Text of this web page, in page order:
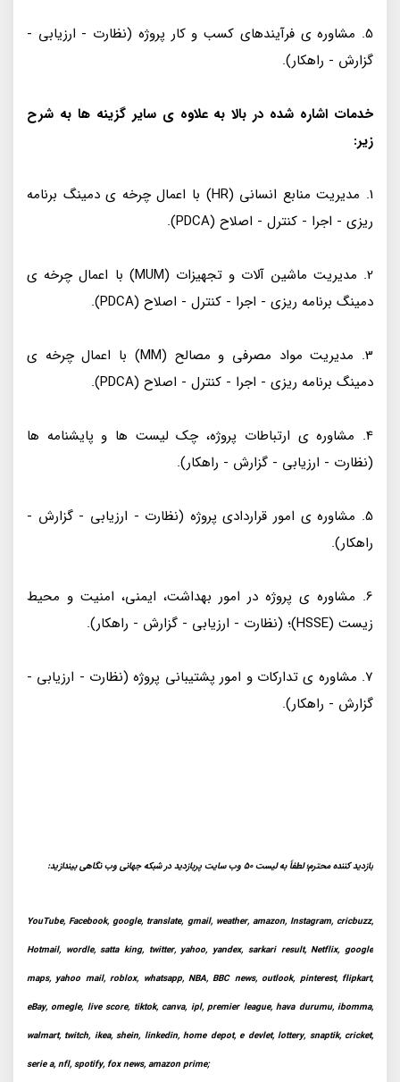
5. مشاوره ی فرآیندهای کسب و کار پروژه (نظارت - ارزیابی -
گزارش - راهکار).
خدمات اشاره شده در بالا به علاوه ی سایر گزینه ها به شرح
زیر:
1. مدیریت منابع انسانی (HR) با اعمال چرخه ی دمینگ برنامه
ریزی - اجرا - کنترل - اصلاح (PDCA).
2. مدیریت ماشین آلات و تجهیزات (MUM) با اعمال چرخه ی
دمینگ برنامه ریزی - اجرا - کنترل - اصلاح (PDCA).
3. مدیریت مواد مصرفی و مصالح (MM) با اعمال چرخه ی
دمینگ برنامه ریزی - اجرا - کنترل - اصلاح (PDCA).
4. مشاوره ی ارتباطات پروژه، چک لیست ها و پایشنامه ها
(نظارت - ارزیابی - گزارش - راهکار).
5. مشاوره ی امور قراردادی پروژه (نظارت - ارزیابی - گزارش -
راهکار).
6. مشاوره ی پروژه در امور بهداشت، ایمنی، امنیت و محیط
زیست (HSSE)؛ (نظارت - ارزیابی - گزارش - راهکار).
7. مشاوره ی تدارکات و امور پشتیبانی پروژه (نظارت - ارزیابی -
گزارش - راهکار).
بازدید کننده محترم؛ لطفاً به لیست 50 وب سایت پربازدید در شبکه جهانی وب نگاهی بیندازید:
YouTube, Facebook, google, translate, gmail, weather, amazon, Instagram, cricbuzz,
Hotmail, wordle, satta king, twitter, yahoo, yandex, sarkari result, Netflix, google
maps, yahoo mail, roblox, whatsapp, NBA, BBC news, outlook, pinterest, flipkart,
eBay, omegle, live score, tiktok, canva, ipl, premier league, hava durumu, ibomma,
walmart, twitch, ikea, shein, linkedin, home depot, e devlet, lottery, snaptik, cricket,
serie a, nfl, spotify, fox news, amazon prime;